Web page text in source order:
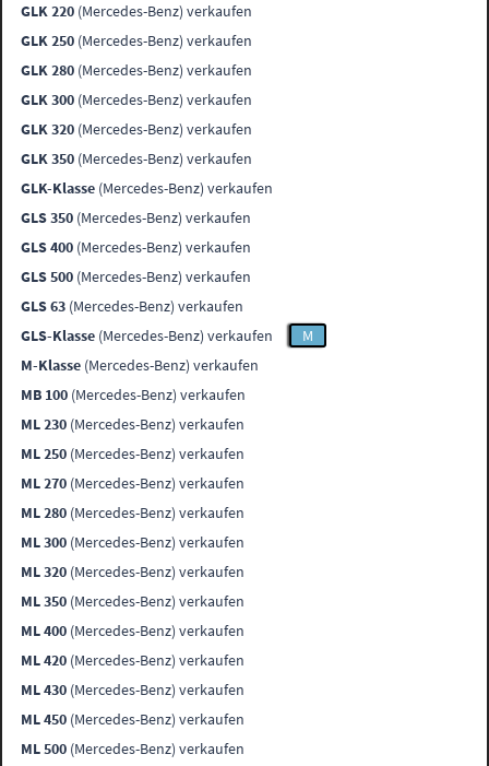
GLK 220 (Mercedes-Benz) verkaufen
GLK 250 (Mercedes-Benz) verkaufen
GLK 280 (Mercedes-Benz) verkaufen
GLK 300 (Mercedes-Benz) verkaufen
GLK 320 (Mercedes-Benz) verkaufen
GLK 350 (Mercedes-Benz) verkaufen
GLK-Klasse (Mercedes-Benz) verkaufen
GLS 350 (Mercedes-Benz) verkaufen
GLS 400 (Mercedes-Benz) verkaufen
GLS 500 (Mercedes-Benz) verkaufen
GLS 63 (Mercedes-Benz) verkaufen
GLS-Klasse (Mercedes-Benz) verkaufen
M
M-Klasse (Mercedes-Benz) verkaufen
MB 100 (Mercedes-Benz) verkaufen
ML 230 (Mercedes-Benz) verkaufen
ML 250 (Mercedes-Benz) verkaufen
ML 270 (Mercedes-Benz) verkaufen
ML 280 (Mercedes-Benz) verkaufen
ML 300 (Mercedes-Benz) verkaufen
ML 320 (Mercedes-Benz) verkaufen
ML 350 (Mercedes-Benz) verkaufen
ML 400 (Mercedes-Benz) verkaufen
ML 420 (Mercedes-Benz) verkaufen
ML 430 (Mercedes-Benz) verkaufen
ML 450 (Mercedes-Benz) verkaufen
ML 500 (Mercedes-Benz) verkaufen